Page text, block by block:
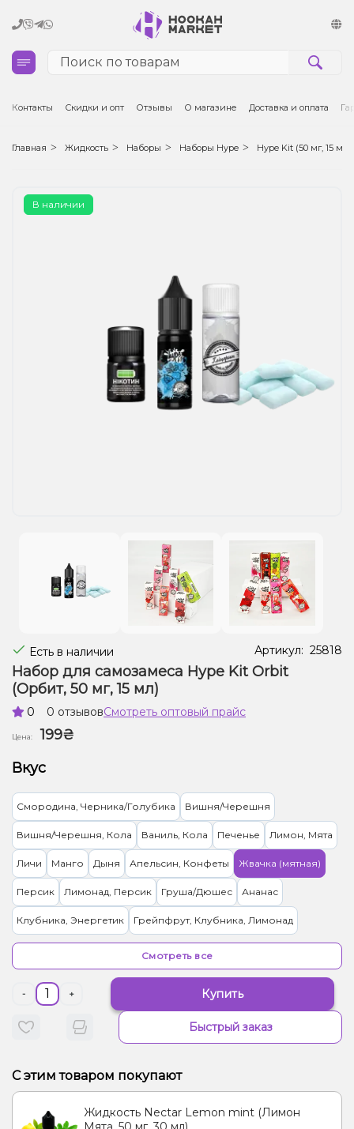
Кальяны
Табак для кальяна и кальянные смеси
Чаши для кальяна
Электронные сигареты (POD)
Комплектующие для POD
Жидкости для электронных сигарет
Контакты Скидки и опт Отзывы О магазине Доставка и оплата
Главная Жидкость Наборы Наборы Hype Hype Kit (50 мг, 15 мл)
В наличии
Есть в наличии Артикул: 25818
Набор для самозамеса Hype Kit Orbit
(Орбит, 50 мг, 15 мл)
0 0 отзывовСмотреть оптовый прайс
Цена:
199₴
Вкус
Смородина, Черника/Голубика Вишня/Черешня
Вишня/Черешня, Кола Ваниль, Кола Печенье Лимон, Мята
Личи Манго Дыня Апельсин, Конфеты Жвачка (мятная)
Персик Лимонад, Персик Груша/Дюшес Ананас
Клубника, Энергетик Грейпфрут, Клубника, Лимонад
Кокос, Манго Мороженое, Черника/Голубика
Яблоко Мандарин
Смотреть все
- + Купить
Быстрый заказ
С этим товаром покупают
Жидкость Nectar Lemon mint (Лимон